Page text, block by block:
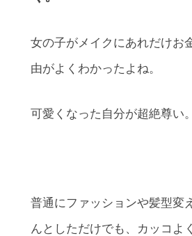
女の子がメイクにあれだけお
由がよくわかったよね。
可愛くなった自分が超絶尊い。
普通にファッションや髪型変
んとしただけでも、カッコよ